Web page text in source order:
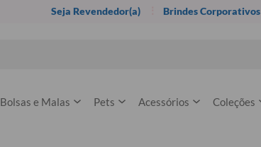
Seja Revendedor(a) Brindes Corporativos
Bolsas e Malas Pets Acessórios Coleções